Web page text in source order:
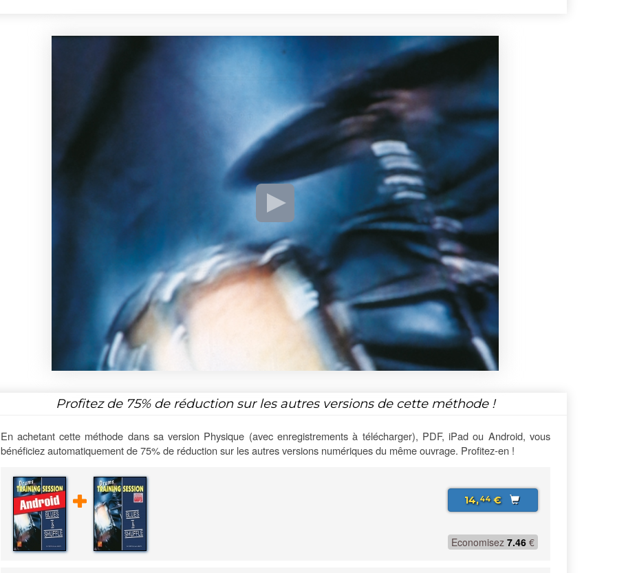
Profitez de 75%de réduction sur les autres versions de cette méthode !
En achetant cette méthode dans sa version Physique (avec enregistrements à télécharger), PDF, iPad ou Android, vous
bénéficiez automatiquement de 75% de réduction sur les autres versions numériques du même ouvrage. Profitez-en !
14,44€
Economisez 7.46 €